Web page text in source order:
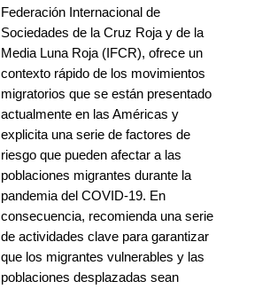
Federación Internacional de
Sociedades de la Cruz Roja y de la
Media Luna Roja (IFCR), ofrece un
contexto rápido de los movimientos
migratorios que se están presentado
actualmente en las Américas y
explicita una serie de factores de
riesgo que pueden afectar a las
poblaciones migrantes durante la
pandemia del COVID-19. En
consecuencia, recomienda una serie
de actividades clave para garantizar
que los migrantes vulnerables y las
poblaciones desplazadas sean